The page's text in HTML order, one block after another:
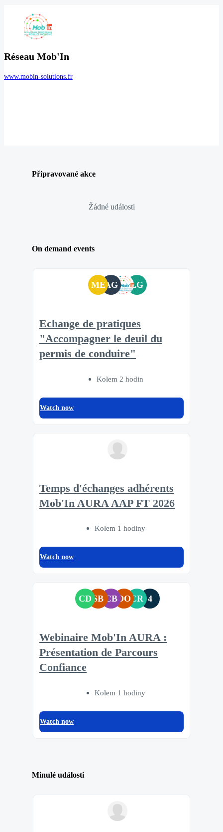
Réseau Mob'In
www.mobin-solutions.fr
Připravované akce
Žádné události
On demand events
MEAG LG
Echange de pratiques
"Accompagner le deuil du
permis de conduire"
Kolem 2 hodin
Watch now
Temps d'échanges adhérents
Mob'In AURA AAP FT 2026
Kolem 1 hodiny
Watch now
CD SB CBOO CR 4
Webinaire Mob'In AURA :
Présentation de Parcours
Confiance
Kolem 1 hodiny
Watch now
Minulé události